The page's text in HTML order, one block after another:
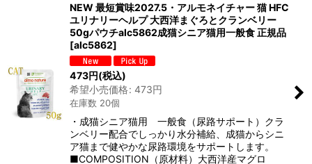
NEW 最短賞味2027.5・アルモネイチャー 猫 HFC
ユリナリーヘルプ 大西洋まぐろとクランベリー
50gパウチalc5862成猫シニア猫用一般食 正規品
[alc5862]
473円(税込)
希望小売価格: 473円
在庫数 20個
・成猫シニア猫用 一般食（尿路サポート）クラ
ンベリー配合でしっかり水分補給、成猫からシニ
ア猫まで健やかな尿路環境をサポートします。
■COMPOSITION（原材料）大西洋産マグロ